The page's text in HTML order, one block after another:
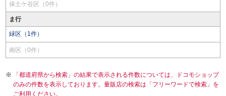
保土ケ谷区（0件）
ま行
緑区（1件）
南区（0件）
「都道府県から検索」の結果で表示される件数については、ドコモショップ
のみの件数を表示しております。量販店の検索は「フリーワードで検索」を
ご利用ください。